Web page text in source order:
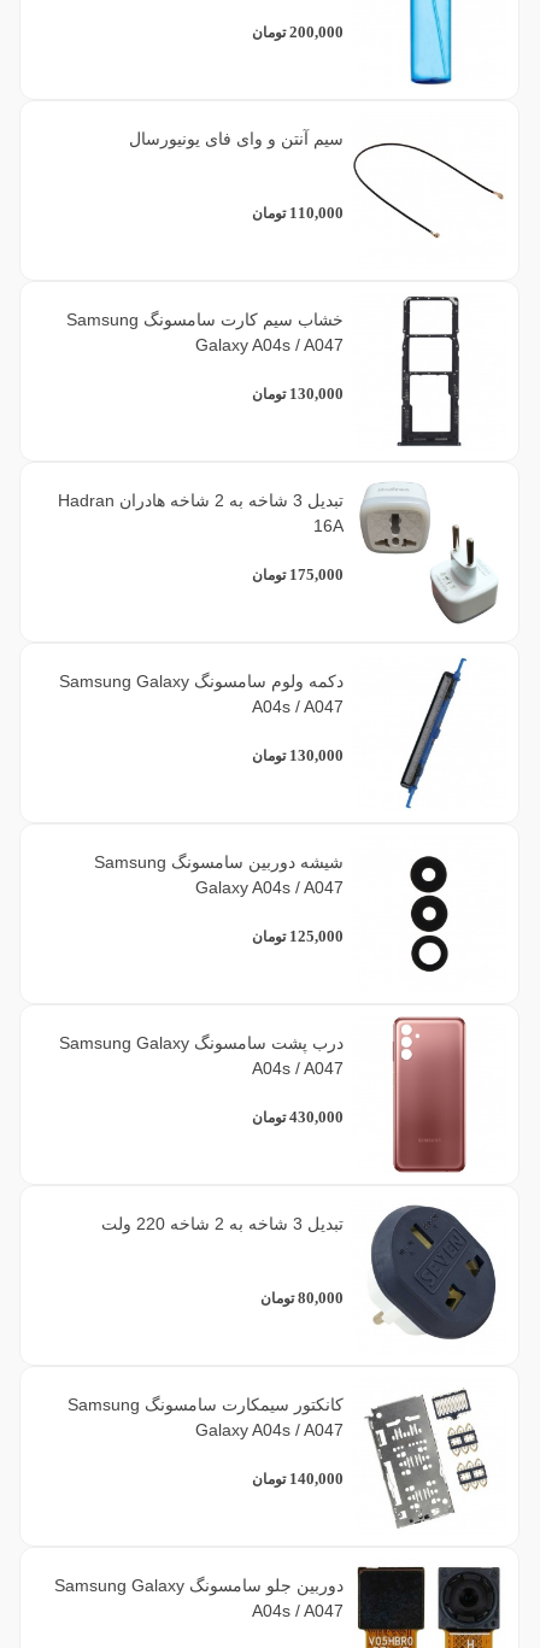
یاسی
200,000 تومان
سیم آنتن و وای فای یونیورسال
110,000 تومان
خشاب سیم کارت سامسونگ Samsung
Galaxy A04s / A047
130,000 تومان
تبدیل 3 شاخه به 2 شاخه هادران Hadran
16A
175,000 تومان
دکمه ولوم سامسونگ Samsung Galaxy
A04s / A047
130,000 تومان
شیشه دوربین سامسونگ Samsung
Galaxy A04s / A047
125,000 تومان
درب پشت سامسونگ Samsung Galaxy
A04s / A047
430,000 تومان
تبدیل 3 شاخه به 2 شاخه 220 ولت
80,000 تومان
کانکتور سیمکارت سامسونگ Samsung
Galaxy A04s / A047
140,000 تومان
دوربین جلو سامسونگ Samsung Galaxy
A04s / A047